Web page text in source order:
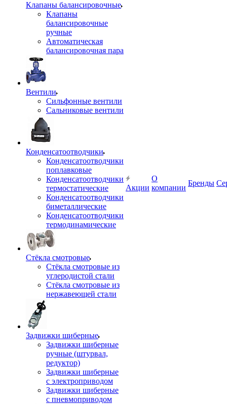
Клапаны балансировочные
Клапаны
балансировочные
ручные
Автоматическая
балансировочная пара
Вентили
Сильфонные вентили
Сальниковые вентили
Конденсатоотводчики
Конденсатоотводчики
поплавковые
Конденсатоотводчики
термостатические
Конденсатоотводчики
биметаллические
Конденсатоотводчики
термодинамические
Стёкла смотровые
Стёкла смотровые из
углеродистой стали
Стёкла смотровые из
нержавеющей стали
Задвижки шиберные
Задвижки шиберные
ручные (штурвал,
редуктор)
Задвижки шиберные
с электроприводом
Задвижки шиберные
с пневмоприводом
Акции
О
компании
Бренды